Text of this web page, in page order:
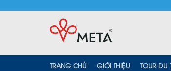
TRANG CHỦ GIỚI THIỆU TOUR DU